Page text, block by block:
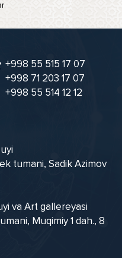
+998 55 515 17 07
+998 71 203 17 07
+998 55 514 12 12
tumani, Sadik Azimov
va Art gallereyasi
Muqimiy 1 dah., 8